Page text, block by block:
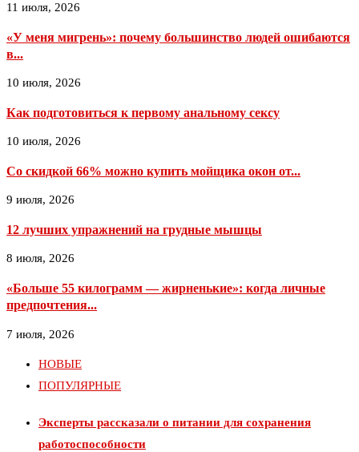
11 июля, 2026
«У меня мигрень»: почему большинство людей ошибаются
в...
10 июля, 2026
Как подготовиться к первому анальному сексу
10 июля, 2026
Со скидкой 66% можно купить мойщика окон от...
9 июля, 2026
12 лучших упражнений на грудные мышцы
8 июля, 2026
«Больше 55 килограмм — жирненькие»: когда личные
предпочтения...
7 июля, 2026
НОВЫЕ
ПОПУЛЯРНЫЕ
Эксперты рассказали о питании для сохранения
работоспособности